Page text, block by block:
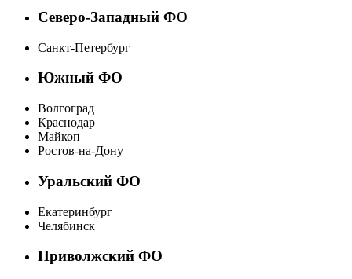
Северо-Западный ФО
Санкт-Петербург
Южный ФО
Волгоград
Краснодар
Майкоп
Ростов-на-Дону
Уральский ФО
Екатеринбург
Челябинск
Приволжский ФО